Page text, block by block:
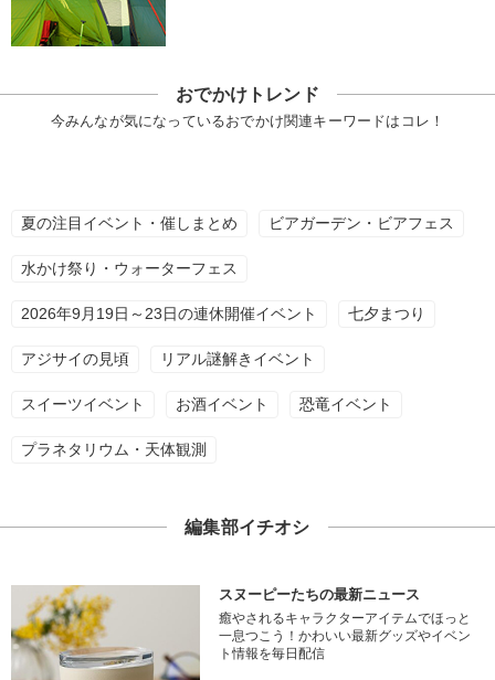
おでかけトレンド
今みんなが気になっているおでかけ関連キーワードはコレ！
夏の注目イベント・催しまとめ ビアガーデン・ビアフェス
水かけ祭り・ウォーターフェス
2026年9月19日～23日の連休開催イベント 七夕まつり
アジサイの見頃 リアル謎解きイベント
スイーツイベント お酒イベント 恐竜イベント
プラネタリウム・天体観測
編集部イチオシ
スヌーピーたちの最新ニュース
癒やされるキャラクターアイテムでほっと
一息つこう！かわいい最新グッズやイベン
ト情報を毎日配信